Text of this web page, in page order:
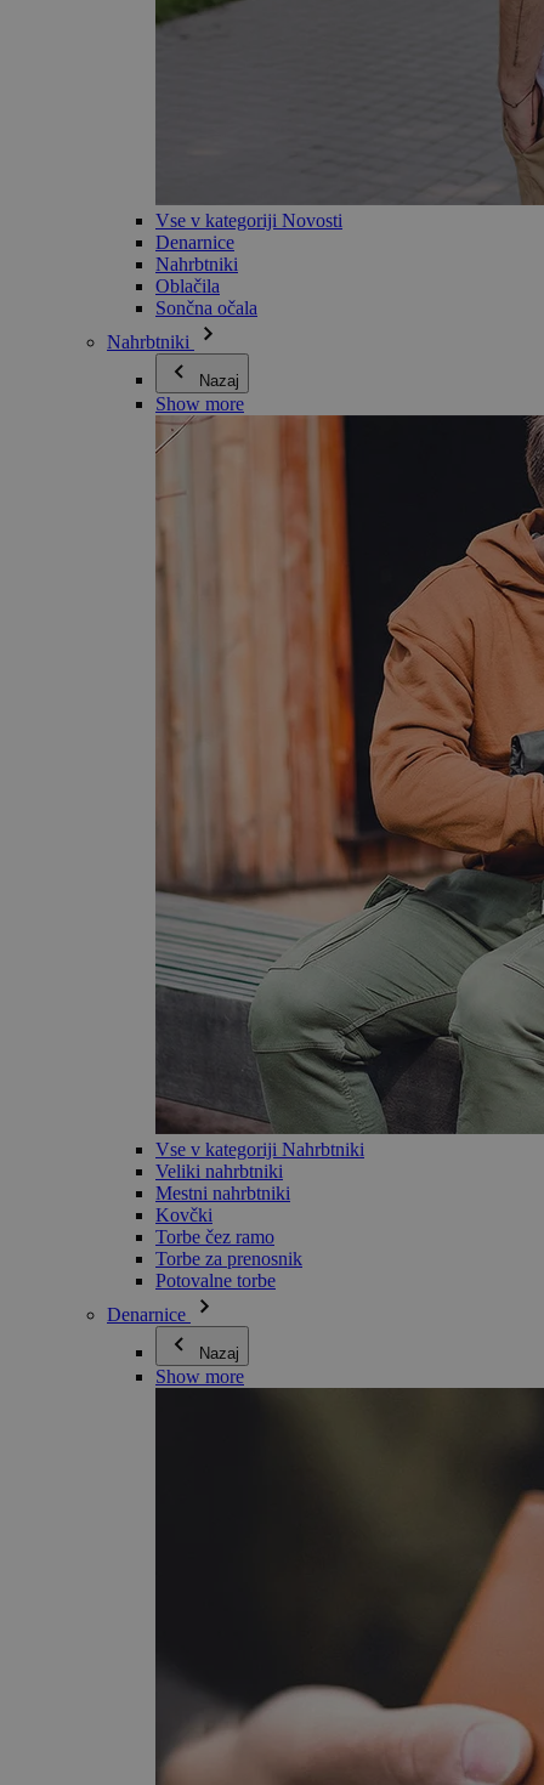
Vse v kategoriji Novosti
Denarnice
Nahrbtniki
Oblačila
Sončna očala
Nahrbtniki
Nazaj
Show more
Vse v kategoriji Nahrbtniki
Veliki nahrbtniki
Mestni nahrbtniki
Kovčki
Torbe čez ramo
Torbe za prenosnik
Potovalne torbe
Denarnice
Nazaj
Show more